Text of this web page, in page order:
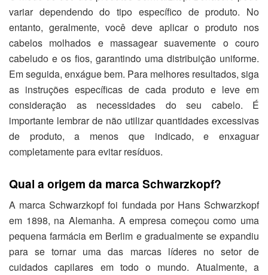
variar dependendo do tipo específico de produto. No
entanto, geralmente, você deve aplicar o produto nos
cabelos molhados e massagear suavemente o couro
cabeludo e os fios, garantindo uma distribuição uniforme.
Em seguida, enxágue bem. Para melhores resultados, siga
as instruções específicas de cada produto e leve em
consideração as necessidades do seu cabelo. É
importante lembrar de não utilizar quantidades excessivas
de produto, a menos que indicado, e enxaguar
completamente para evitar resíduos.
Qual a origem da marca Schwarzkopf?
A marca Schwarzkopf foi fundada por Hans Schwarzkopf
em 1898, na Alemanha. A empresa começou como uma
pequena farmácia em Berlim e gradualmente se expandiu
para se tornar uma das marcas líderes no setor de
cuidados capilares em todo o mundo. Atualmente, a